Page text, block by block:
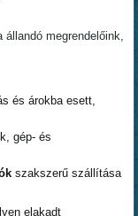
megrendelőink,
és árokba esett,
gép- és
szakszerű szállítása
elakadt